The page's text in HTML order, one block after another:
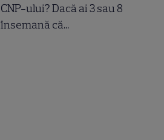
CNP-ului? Dacă ai 3 sau 8
însemană că...